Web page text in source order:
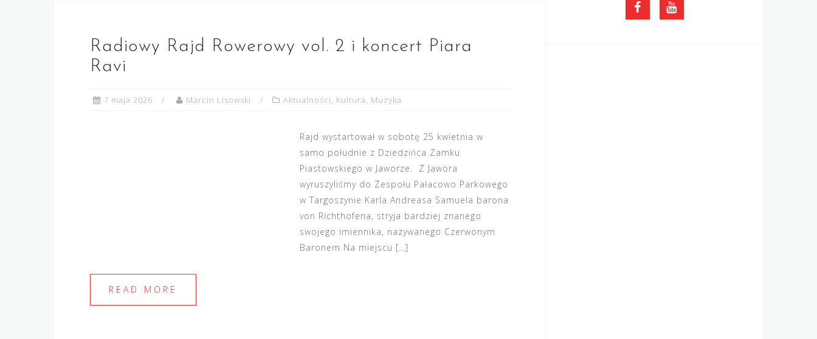
Radiowy Rajd Rowerowy vol. 2 i koncert Piara
Ravi
7 maja 2026 Marcin Lisowski Aktualności, Kultura, Muzyka
Rajd wystartował w sobotę 25 kwietnia w
samo południe z Dziedzińca Zamku
Piastowskiego w Jaworze. Z Jawora
wyruszyliśmy do Zespołu Pałacowo Parkowego
w Targoszynie Karla Andreasa Samuela barona
von Richthofena, stryja bardziej znanego
swojego imiennika, nazywanego Czerwonym
Baronem Na miejscu […]
READ MORE
YouTube